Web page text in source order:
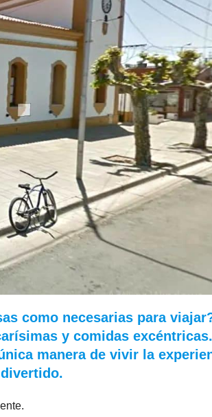
como necesarias para
y comidas
manera de vivir la